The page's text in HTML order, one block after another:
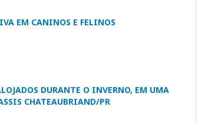
EM CANINOS E FELINOS
DURANTE O INVERNO, EM UMA
CHATEAUBRIAND/PR